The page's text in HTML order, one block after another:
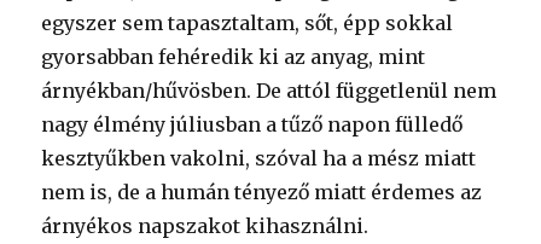
egyszer sem tapasztaltam, sőt, épp sokkal
gyorsabban fehéredik ki az anyag, mint
árnyékban/hűvösben. De attól függetlenül nem
nagy élmény júliusban a tűző napon fülledő
kesztyűkben vakolni, szóval ha a mész miatt
nem is, de a humán tényező miatt érdemes az
árnyékos napszakot kihasználni.